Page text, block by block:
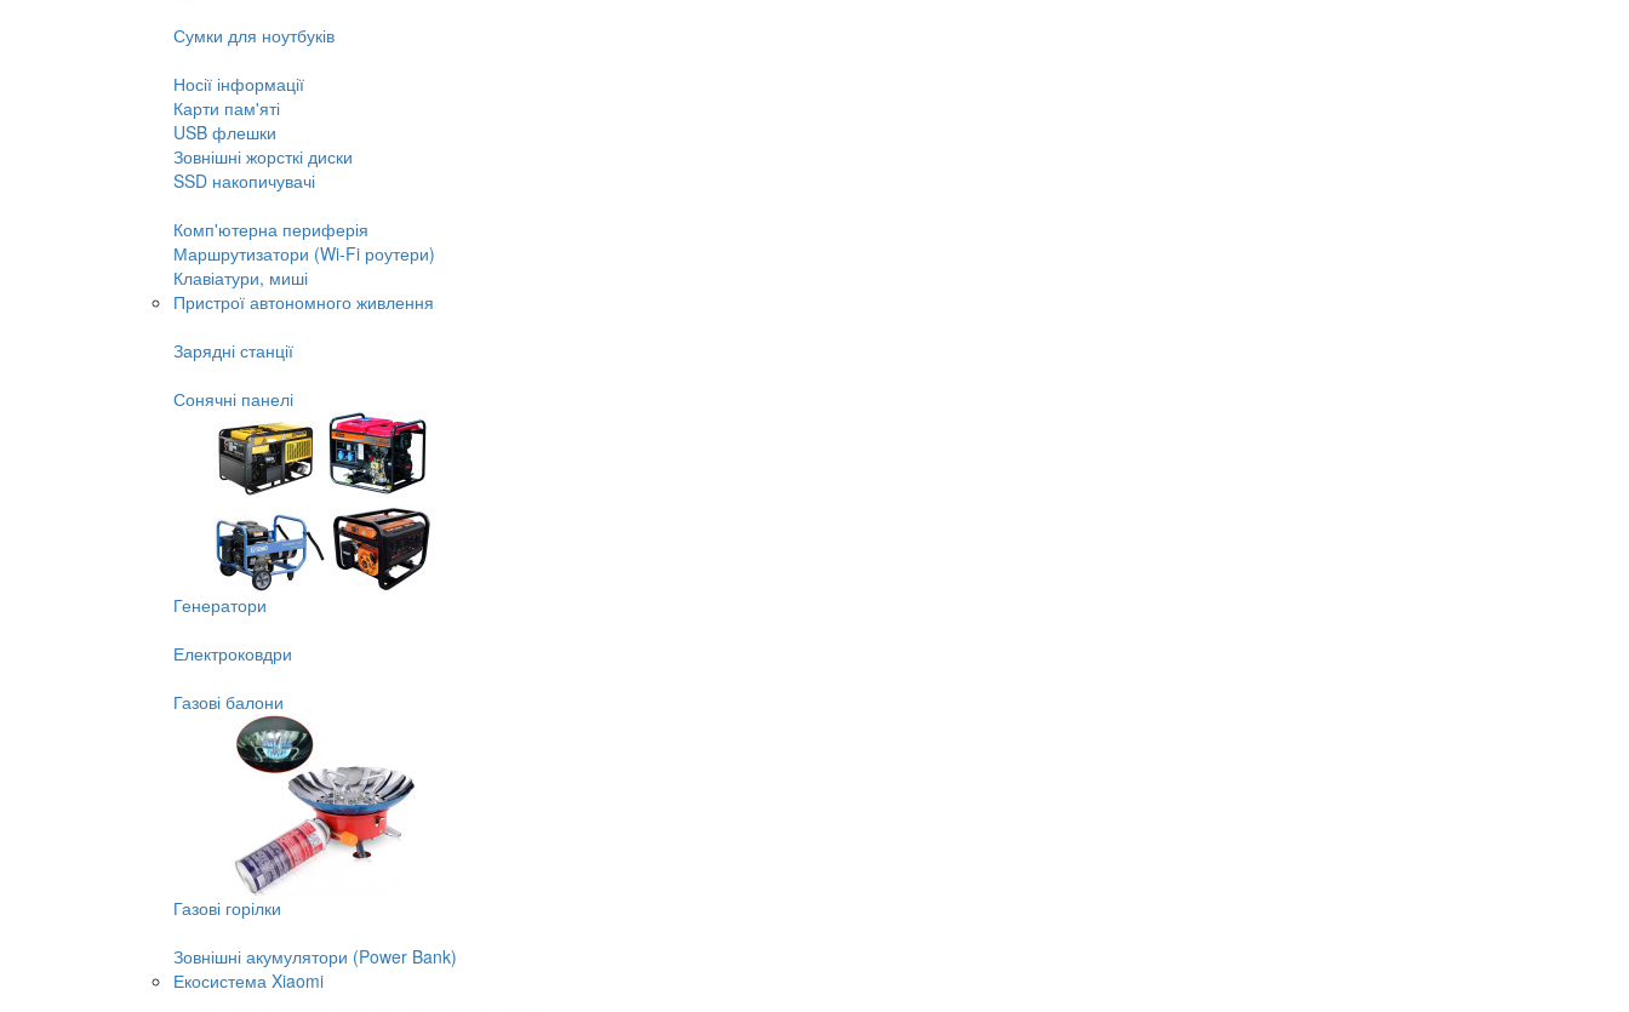
Сумки для ноутбуків
Носії інформації
Карти пам'яті
USB флешки
Зовнішні жорсткі диски
SSD накопичувачі
Комп'ютерна периферія
Маршрутизатори (Wi-Fi роутери)
Клавіатури, миші
Пристрої автономного живлення
Зарядні станції
Сонячні панелі
Генератори
Електроковдри
Газові балони
Газові горілки
Зовнішні акумулятори (Power Bank)
Екосистема Xiaomi